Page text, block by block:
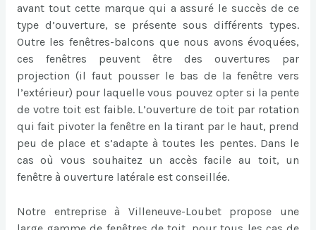
avant tout cette marque qui a assuré le succès de ce
type d’ouverture, se présente sous différents types.
Outre les fenêtres-balcons que nous avons évoquées,
ces fenêtres peuvent être des ouvertures par
projection (il faut pousser le bas de la fenêtre vers
l’extérieur) pour laquelle vous pouvez opter si la pente
de votre toit est faible. L’ouverture de toit par rotation
qui fait pivoter la fenêtre en la tirant par le haut, prend
peu de place et s’adapte à toutes les pentes. Dans le
cas où vous souhaitez un accès facile au toit, un
fenêtre à ouverture latérale est conseillée.
Notre entreprise à Villeneuve-Loubet propose une